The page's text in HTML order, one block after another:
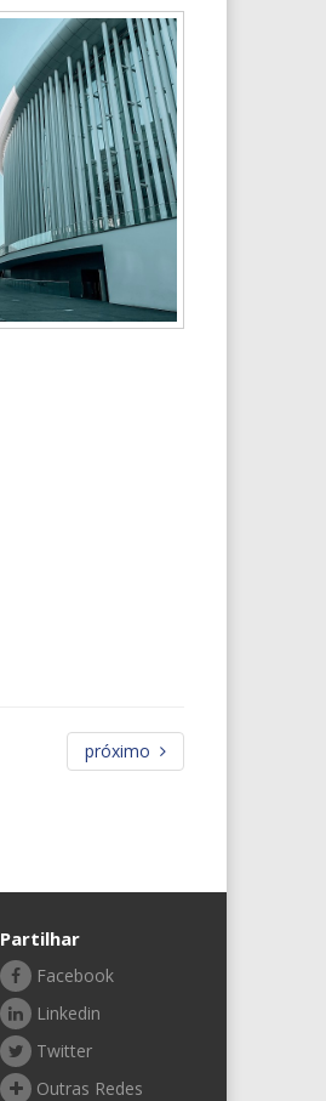
próximo
Partilhar
Facebook
Linkedin
Twitter
Outras Redes